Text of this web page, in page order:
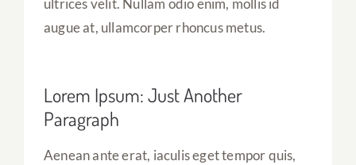
ultrices velit. Nullam odio enim, mollis id
augue at, ullamcorper rhoncus metus.
Lorem Ipsum: Just Another
Paragraph
Aenean ante erat, iaculis eget tempor quis,